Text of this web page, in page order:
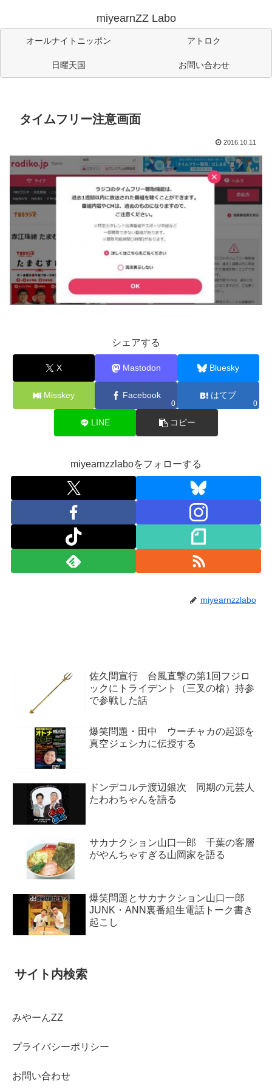
miyearnZZ Labo
オールナイトニッポン アトロク
日曜天国 お問い合わせ
タイムフリー注意画面
2016.10.11
シェアする
X Mastodon Bluesky
Misskey Facebook
0
はてブ
0
LINE コピー
miyearnzzlaboをフォローする
miyearnzzlabo
佐久間宣行 台風直撃の第1回フジロ
ックにトライデント（三叉の槍）持参
で参戦した話
爆笑問題・田中 ウーチャカの起源を
真空ジェシカに伝授する
ドンデコルテ渡辺銀次 同期の元芸人
たわわちゃんを語る
サカナクション山口一郎 千葉の客層
がやんちゃすぎる山岡家を語る
爆笑問題とサカナクション山口一郎
JUNK・ANN裏番組生電話トーク書き
起こし
サイト内検索
みやーんZZ
プライバシーポリシー
お問い合わせ